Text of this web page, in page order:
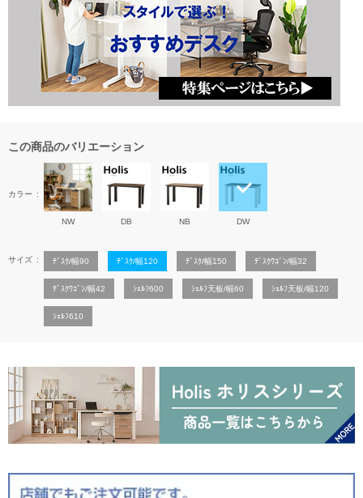
この商品のバリエーション
カラー
NW DB NB DW
サイズ ﾃﾞｽｸ/幅90 ﾃﾞｽｸ/幅120 ﾃﾞｽｸ/幅150 ﾃﾞｽｸﾜｺﾞﾝ/幅32
ﾃﾞｽｸﾜｺﾞﾝ/幅42 ｼｪﾙﾌ600 ｼｪﾙﾌ天板/幅60 ｼｪﾙﾌ天板/幅120
ｼｪﾙﾌ610